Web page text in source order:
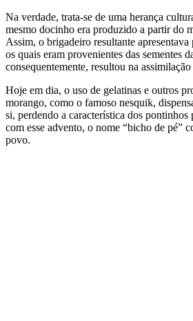
Na verdade, trata-se de uma herança
mesmo docinho era produzido a partir do
Assim, o brigadeiro resultante apresentava
os quais eram provenientes das sementes
consequentemente, resultou na
Hoje em dia, o uso de gelatinas e outros
morango, como o famoso nesquik,
si, perdendo a característica dos pontinhos
com esse advento, o nome “bicho de pé”
povo.